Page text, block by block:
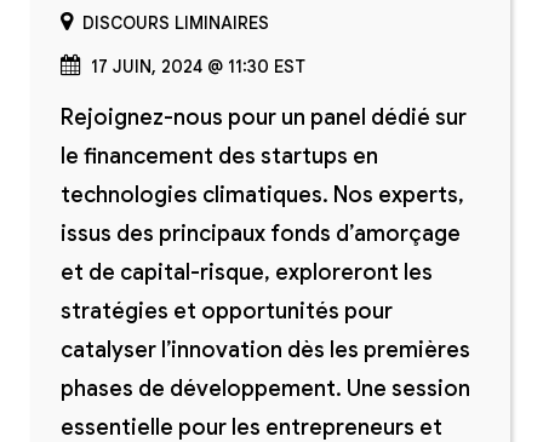
DISCOURS LIMINAIRES
17 JUIN, 2024 @ 11:30 EST
Rejoignez-nous pour un panel dédié sur
le financement des startups en
technologies climatiques. Nos experts,
issus des principaux fonds d’amorçage
et de capital-risque, exploreront les
stratégies et opportunités pour
catalyser l’innovation dès les premières
phases de développement. Une session
essentielle pour les entrepreneurs et